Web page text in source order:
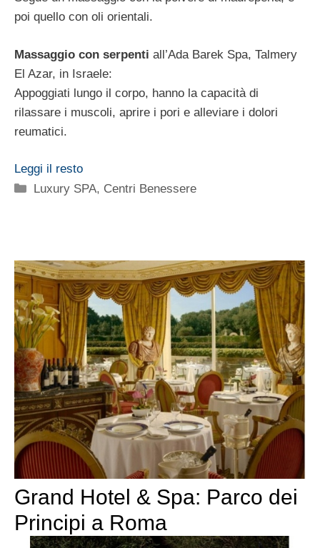
poi quello con oli orientali.
Massaggio con serpenti all’Ada Barek Spa, Talmery
El Azar, in Israele:
Appoggiati lungo il corpo, hanno la capacità di
rilassare i muscoli, aprire i pori e alleviare i dolori
reumatici.
Leggi il resto
Categorie
Luxury SPA, Centri Benessere
Grand Hotel & Spa: Parco dei
Principi a Roma